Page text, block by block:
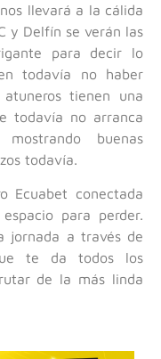
llevará a la cálida
y Delfín se verán las
para decir lo
todavía no haber
tienen una
todavía no arranca
buenas
todavía.
Ecuabet conectada
para perder.
jornada a través de
te da todos los
de la más linda